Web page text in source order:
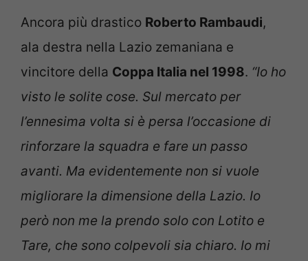
Ancora più drastico Roberto Rambaudi,
ala destra nella Lazio zemaniana e
vincitore della Coppa Italia nel 1998. “Io ho
visto le solite cose. Sul mercato per
l’ennesima volta si è persa l’occasione di
rinforzare la squadra e fare un passo
avanti. Ma evidentemente non si vuole
migliorare la dimensione della Lazio. Io
però non me la prendo solo con Lotito e
Tare, che sono colpevoli sia chiaro. Io mi